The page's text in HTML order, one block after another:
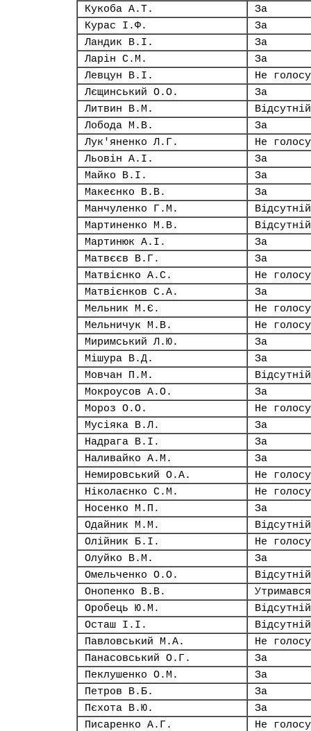
Кукоба А.Т.
За
Курас І.Ф.
За
Ландик В.І.
За
Ларін С.М.
За
Левцун В.І.
Не
Лєщинський О.О.
За
Литвин В.М.
Відсутній
Лобода М.В.
За
Лук'яненко Л.Г.
Не
Льовін А.І.
За
Майко В.І.
За
Макеєнко В.В.
За
Манчуленко Г.М.
Відсутній
Мартиненко М.В.
Відсутній
Мартинюк А.І.
За
Матвєєв В.Г.
За
Матвієнко А.С.
Не
Матвієнков С.А.
За
Мельник М.Є.
Не
Мельничук М.В.
Не
Миримський Л.Ю.
За
Мішура В.Д.
За
Мовчан П.М.
Відсутній
Мокроусов А.О.
За
Мороз О.О.
Не
Мусіяка В.Л.
За
Надрага В.І.
За
Наливайко А.М.
За
Немировський О.А.
Не
Ніколаєнко С.М.
Не
Носенко М.П.
За
Одайник М.М.
Відсутній
Олійник Б.І.
Не
Олуйко В.М.
За
Омельченко О.О.
Відсутній
Онопенко В.В.
Утримався
Оробець Ю.М.
Відсутній
Осташ І.І.
Відсутній
Павловський М.А.
Не
Панасовський О.Г.
За
Пеклушенко О.М.
За
Петров В.Б.
За
Пєхота В.Ю.
За
Писаренко А.Г.
Не